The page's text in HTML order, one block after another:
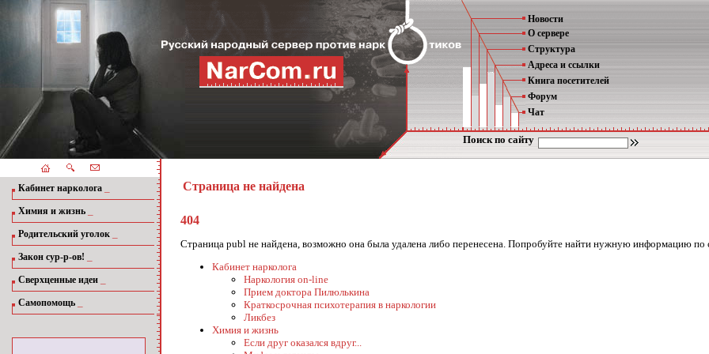
Новости
О сервере
Структура
Адреса и ссылки
Книга посетителей
Форум
Чат
Поиск по сайту
Кабинет нарколога
Химия и жизнь
Родительский уголок
Закон сур-р-ов!
Сверхценные идеи
Самопомощь
Страница не найдена
404
Страница publ не найдена, возможно она была удалена либо перенесена. Попробуйте найти нужную информацию по
Кабинет нарколога
Наркология on-line
Прием доктора Пилюлькина
Краткосрочная психотерапия в наркологии
Ликбез
Химия и жизнь
Если друг оказался вдруг...